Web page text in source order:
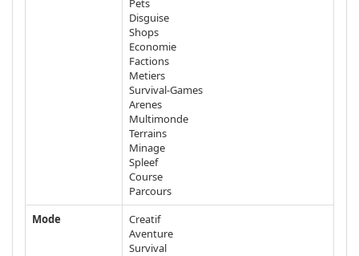
Pets
Disguise
Shops
Economie
Factions
Metiers
Survival-Games
Arenes
Multimonde
Terrains
Minage
Spleef
Course
Parcours
Mode
Creatif
Aventure
Survival